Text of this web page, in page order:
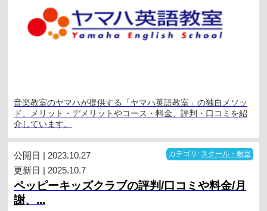
音楽教室のヤマハが提供する「ヤマハ英語教室」の独自メソッ
ド、メリット・デメリットやコース・料金、評判・口コミを紹
介しています。
公開日 | 2023.10.27
更新日 | 2025.10.7
カテゴリ: スクール・教室
ペッピーキッズクラブの評判/口コミや料金/月
謝、...